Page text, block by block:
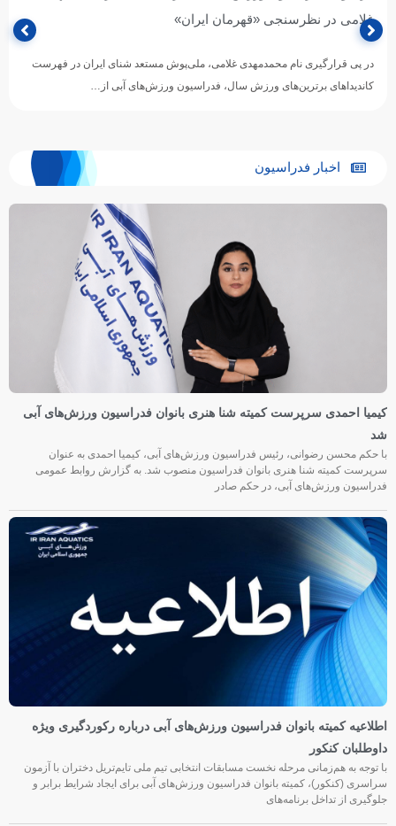
غلامی در نظرسنجی «قهرمان ایران»
در پی قرارگیری نام محمدمهدی غلامی، ملی‌پوش مستعد شنای ایران در فهرست
کاندیداهای برترین‌های ورزش سال، فدراسیون ورزش‌های آبی از…
اخبار فدراسیون
کیمیا احمدی سرپرست کمیته شنا هنری بانوان فدراسیون ورزش‌های آبی
شد
با حکم محسن رضوانی، رئیس فدراسیون ورزش‌های آبی، کیمیا احمدی به عنوان
سرپرست کمیته شنا هنری بانوان فدراسیون منصوب شد. به گزارش روابط عمومی
فدراسیون ورزش‌های آبی، در حکم صادر
اطلاعیه کمیته بانوان فدراسیون ورزش‌های آبی درباره رکوردگیری ویژه
داوطلبان کنکور
با توجه به هم‌زمانی مرحله نخست مسابقات انتخابی تیم ملی تایم‌تریل دختران با آزمون
سراسری (کنکور)، کمیته بانوان فدراسیون ورزش‌های آبی برای ایجاد شرایط برابر و
جلوگیری از تداخل برنامه‌های